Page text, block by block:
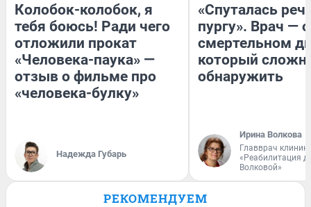
Колобок-колобок, я
тебя боюсь! Ради чего
отложили прокат
«Человека-паука» —
отзыв о фильме про
«человека-булку»
Надежда Губарь
«Спуталась
пургу». Врач — о
смертельном
который
обнаружить
Ирина Волкова
Главврач
«Реабилитация
Волковой»
РЕКОМЕНДУЕМ